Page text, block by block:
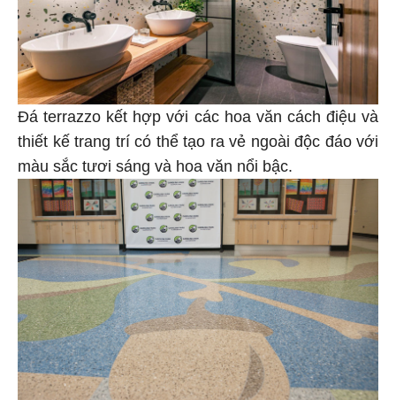
Đá terrazzo kết hợp với các hoa văn cách điệu và
thiết kế trang trí có thể tạo ra vẻ ngoài độc đáo với
màu sắc tươi sáng và hoa văn nổi bậc.